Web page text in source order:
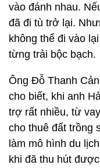
vào đánh nhau.
đã đi tù trở lại.
không thể đi vào
từng trải bộc bạch.
Ông Đỗ Thanh
cho biết, khi anh
trợ rất nhiều, từ
cho thuê đất trồng
làm mô hình du
khi đã thu hút